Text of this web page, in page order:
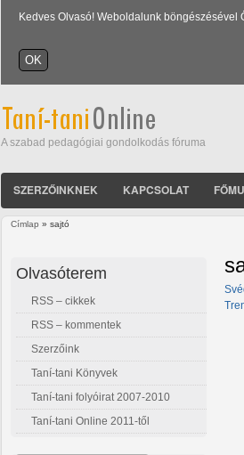
Kedves Olvasó! Weboldalunk
A szabad pedagógiai gondolkodás fóruma
SZERZŐINKNEK KAPCSOLAT
Címlap » sajtó
Olvasóterem
RSS – cikkek
RSS – kommentek
Szerzőink
Taní-tani Könyvek
Taní-tani folyóirat 2007-2010
Taní-tani Online 2011-től